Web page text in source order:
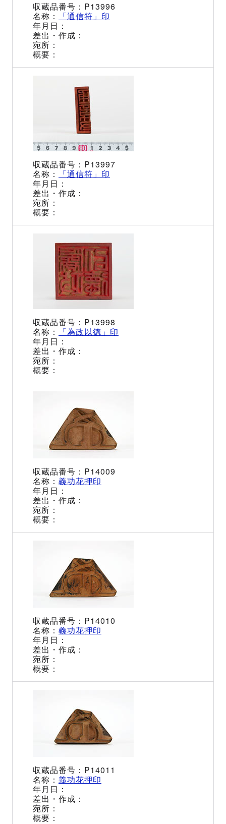
P13996
「通信符」印
P13997
「通信符」印
P13998
「為政以徳」印
P14009
義功花押印
P14010
義功花押印
P14011
義功花押印